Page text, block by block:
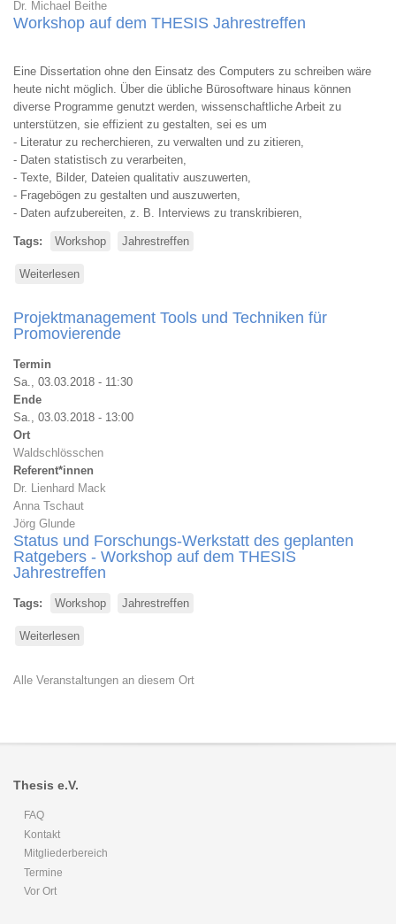
Dr. Michael Beithe
Workshop auf dem THESIS Jahrestreffen
Eine Dissertation ohne den Einsatz des Computers zu schreiben wäre
heute nicht möglich. Über die übliche Bürosoftware hinaus können
diverse Programme genutzt werden, wissenschaftliche Arbeit zu
unterstützen, sie effizient zu gestalten, sei es um
- Literatur zu recherchieren, zu verwalten und zu zitieren,
- Daten statistisch zu verarbeiten,
- Texte, Bilder, Dateien qualitativ auszuwerten,
- Fragebögen zu gestalten und auszuwerten,
- Daten aufzubereiten, z. B. Interviews zu transkribieren,
Tags Workshop Jahrestreffen
Weiterlesen
Promovierende
Projektmanagement Tools und Techniken für
Promovierende
Termin
Sa., 03.03.2018 - 11:30
Ende
Sa., 03.03.2018 - 13:00
Ort
Waldschlösschen
Referent*innen
Dr. Lienhard Mack
Anna Tschaut
Jörg Glunde
Status und Forschungs-Werkstatt des geplanten
Ratgebers - Workshop auf dem THESIS
Jahrestreffen
Tags Workshop Jahrestreffen
Weiterlesen
Promovierende
Alle Veranstaltungen an diesem Ort
Thesis e.V.
FAQ
Kontakt
Mitgliederbereich
Termine
Vor Ort